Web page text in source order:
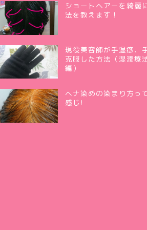
ショートヘアーを綺麗
法を教えます！
現役美容師が手湿疹、
克服した方法（湿潤療
編）
ヘナ染めの染まり方っ
感じ!